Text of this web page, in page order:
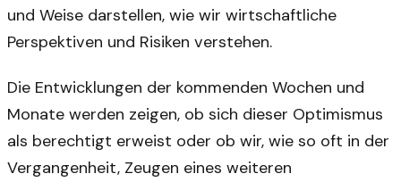
und Weise darstellen, wie wir wirtschaftliche
Perspektiven und Risiken verstehen.
Die Entwicklungen der kommenden Wochen und
Monate werden zeigen, ob sich dieser Optimismus
als berechtigt erweist oder ob wir, wie so oft in der
Vergangenheit, Zeugen eines weiteren